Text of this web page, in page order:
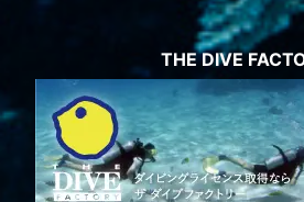
THE DIVE